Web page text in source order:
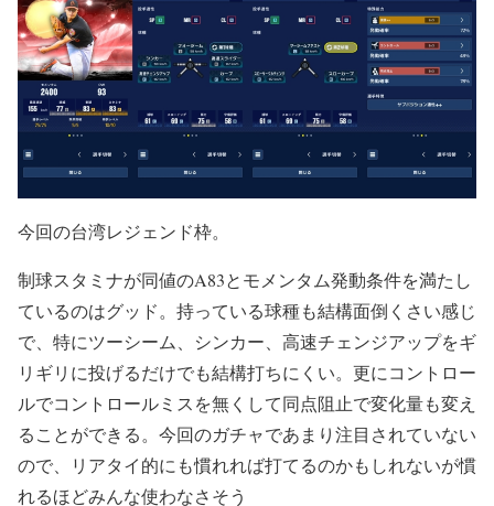
今回の台湾レジェンド枠。
制球スタミナが同値のA83とモメンタム発動条件を満たし
ているのはグッド。持っている球種も結構面倒くさい感じ
で、特にツーシーム、シンカー、高速チェンジアップをギ
リギリに投げるだけでも結構打ちにくい。更にコントロー
ルでコントロールミスを無くして同点阻止で変化量も変え
ることができる。今回のガチャであまり注目されていない
ので、リアタイ的にも慣れれば打てるのかもしれないが慣
れるほどみんな使わなさそう